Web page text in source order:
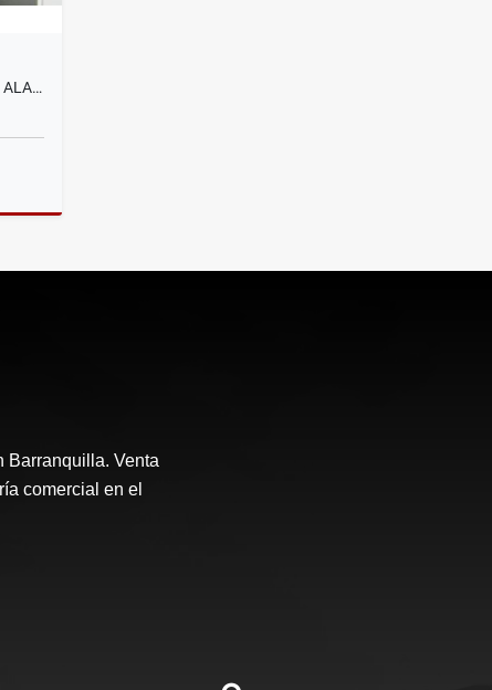
SE ARRIENDA APARTAMENTO EL ALAMEDA DEL RIO, BARRANQUILLA.
Barranquilla. Venta
comercial en el